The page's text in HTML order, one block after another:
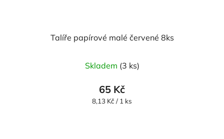
Talíře papírové malé červené 8ks
Skladem (3 ks)
65 Kč
Měrná
8,13 Kč / 1 ks